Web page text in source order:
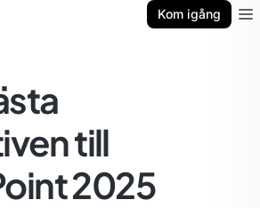
Kom igång
till
2025